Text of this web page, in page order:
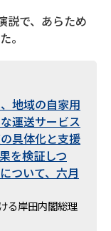
説で、あらため
。
地域の自家用
運送サービス
具体化と支援
を検証しつ
ついて、六月
る岸田内閣総理